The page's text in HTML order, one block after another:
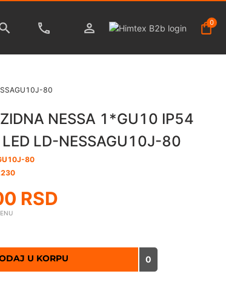
0
80
NESSA 1*GU10 IP54
LED LD-NESSAGU10J-80
80
RSD
U KORPU 0